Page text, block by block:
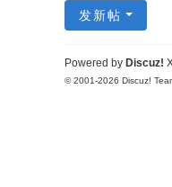
发新帖
Powered by Discuz!
© 2001-2026 Discuz!